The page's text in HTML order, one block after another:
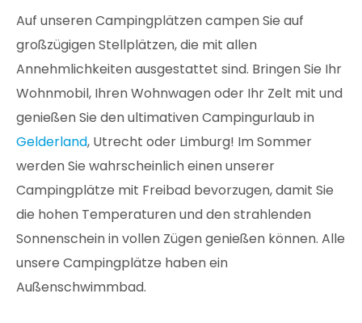
Auf unseren Campingplätzen campen Sie auf
großzügigen Stellplätzen, die mit allen
Annehmlichkeiten ausgestattet sind. Bringen Sie Ihr
Wohnmobil, Ihren Wohnwagen oder Ihr Zelt mit und
genießen Sie den ultimativen Campingurlaub in
Gelderland, Utrecht oder Limburg! Im Sommer
werden Sie wahrscheinlich einen unserer
Campingplätze mit Freibad bevorzugen, damit Sie
die hohen Temperaturen und den strahlenden
Sonnenschein in vollen Zügen genießen können. Alle
unsere Campingplätze haben ein
Außenschwimmbad.